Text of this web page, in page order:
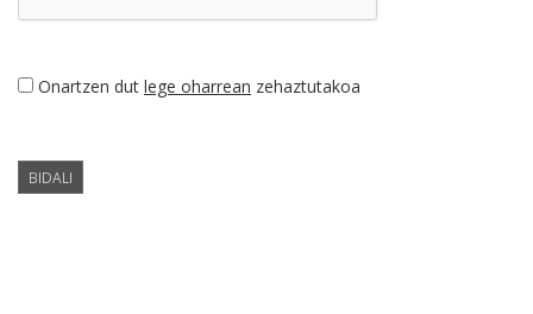
Onartzen dut lege oharrean zehaztutakoa
BIDALI